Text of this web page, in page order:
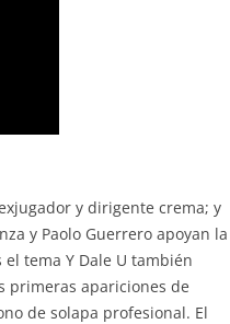
y dirigente crema; y
y Paolo Guerrero apoyan la
tema Y Dale U también
primeras apariciones de
de solapa profesional. El